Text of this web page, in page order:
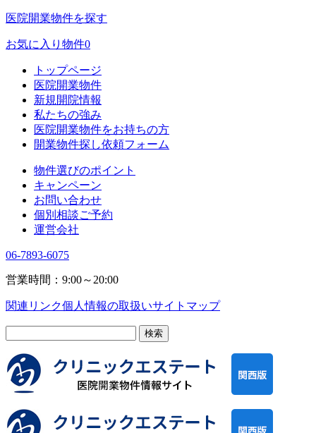
医院開業物件を探す
お気に入り物件0
トップページ
医院開業物件
新規開院情報
私たちの強み
医院開業物件をお持ちの方
開業物件探し依頼フォーム
物件選びのポイント
キャンペーン
お問い合わせ
個別相談ご予約
運営会社
06-7893-6075
営業時間：9:00～20:00
関連リンク個人情報の取扱いサイトマップ